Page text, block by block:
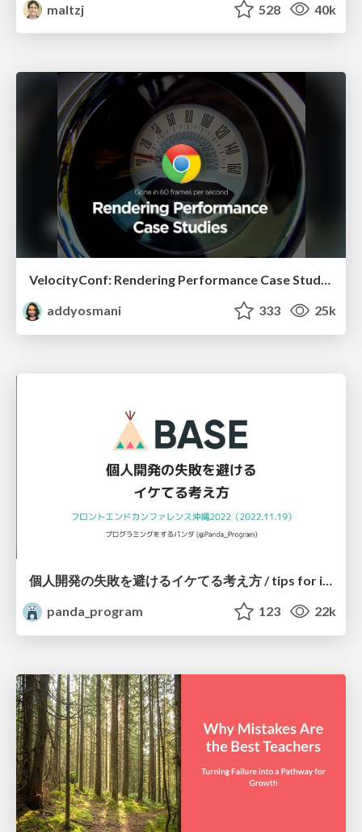
maltzj
528 40k
VelocityConf: Rendering Performance Case Studies
addyosmani
333 25k
個人開発の失敗を避けるイケてる考え方 / tips for indie hackers
panda_program
123 22k